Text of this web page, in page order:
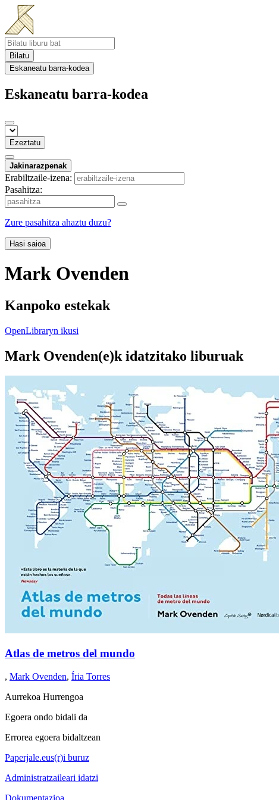
Bilatu
Eskaneatu barra-kodea
Eskaneatu barra-kodea
Ezeztatu
Jakinarazpenak
Erabiltzaile-izena:
Pasahitza:
Zure pasahitza ahaztu duzu?
Hasi saioa
Mark Ovenden
Kanpoko estekak
OpenLibraryn ikusi
Mark Ovenden(e)k idatzitako liburuak
Atlas de metros del mundo
, Mark Ovenden, Íria Torres
Aurrekoa Hurrengoa
Egoera ondo bidali da
Errorea egoera bidaltzean
Paperjale.eus(r)i buruz
Administratzaileari idatzi
Dokumentazioa